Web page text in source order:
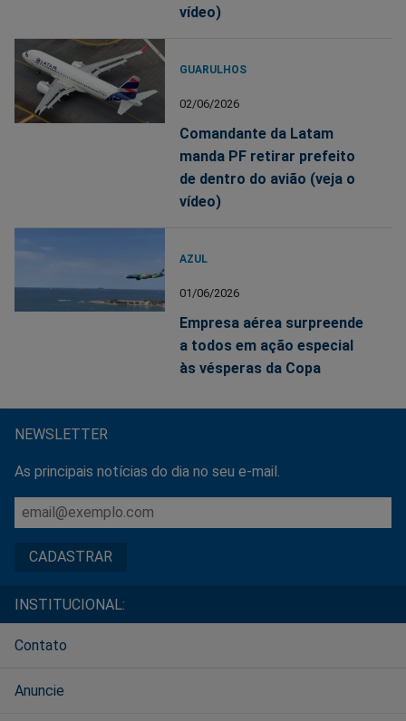
vídeo)
GUARULHOS
02/06/2026
Comandante da Latam
manda PF retirar prefeito
de dentro do avião (veja o
vídeo)
AZUL
01/06/2026
Empresa aérea surpreende
a todos em ação especial
às vésperas da Copa
NEWSLETTER
As principais notícias do dia no seu e-mail.
INSTITUCIONAL:
Contato
Anuncie